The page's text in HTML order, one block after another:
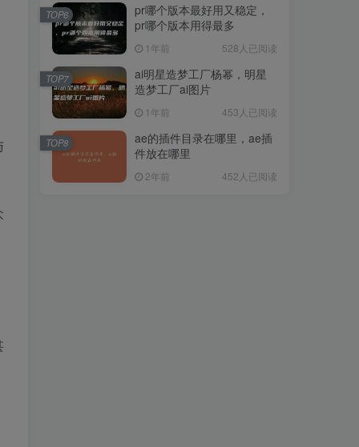
pr哪个版本最好用又稳定，
pr哪个版本用得最多
1年前 528人已阅读
TOP6
ai明星造梦工厂杨幂，明星
造梦工厂ai图片
1年前 453人已阅读
TOP7
ae的插件目录在哪里，ae插
件放在哪里
2年前 452人已阅读
TOP8